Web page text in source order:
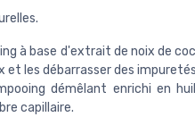
à base d'extrait de noix de
les débarrasser des
démêlant enrichi en
capillaire.